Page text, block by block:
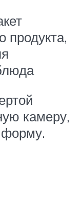
продукта,
камеру,